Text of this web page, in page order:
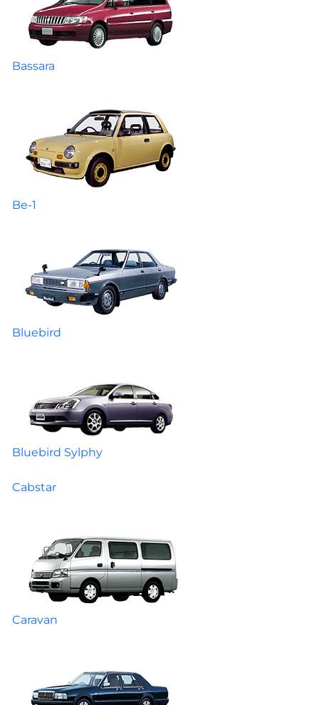
Bassara
Be-1
Bluebird
Bluebird Sylphy
Cabstar
Caravan